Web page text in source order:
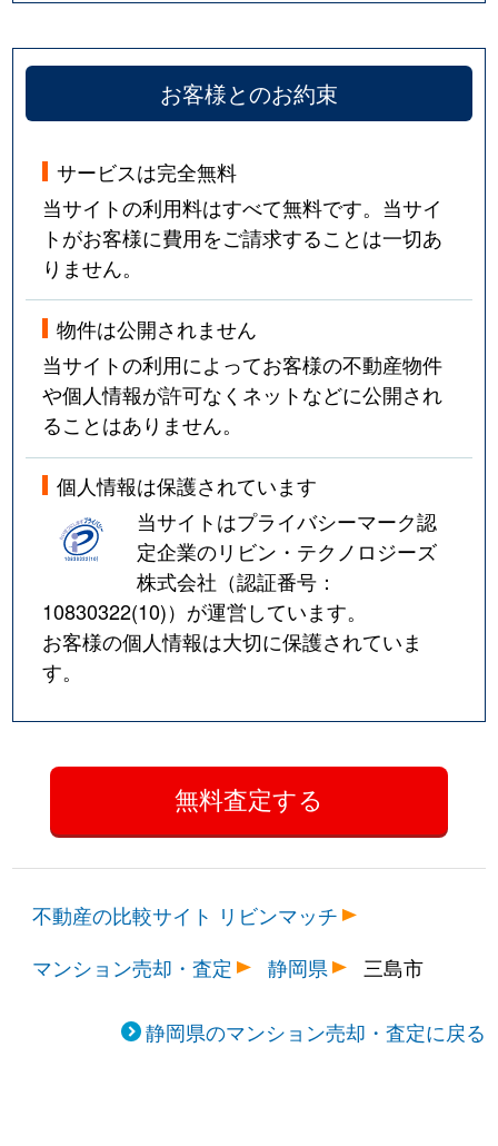
お客様とのお約束
サービスは完全無料
当サイトの利用料はすべて無料です。当サイ
トがお客様に費用をご請求することは一切あ
りません。
物件は公開されません
当サイトの利用によってお客様の不動産物件
や個人情報が許可なくネットなどに公開され
ることはありません。
個人情報は保護されています
当サイトはプライバシーマーク認
定企業のリビン・テクノロジーズ
株式会社（認証番号：
10830322(10)）が運営しています。
お客様の個人情報は大切に保護されていま
す。
不動産の比較サイト リビンマッチ
マンション売却・査定
静岡県 三島市
静岡県のマンション売却・査定に戻る